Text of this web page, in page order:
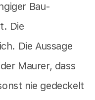
Bau-
Die
Die Aussage
Maurer, dass
nie gedeckelt